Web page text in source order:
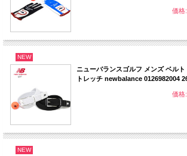
価格
NEW
ニューバランスゴルフ メンズ ベル
トレッチ newbalance 0126982004
価格
NEW